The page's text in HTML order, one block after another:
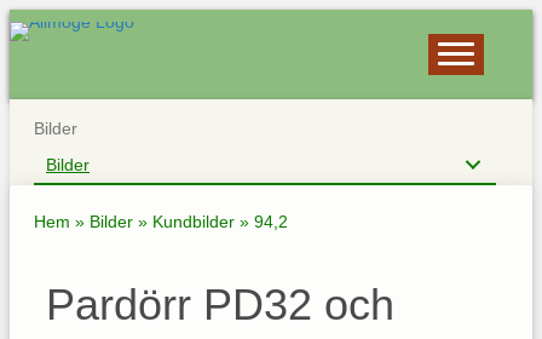
Bilder
Bilder
Hem » Bilder » Kundbilder » 94,2
Pardörr PD32 och